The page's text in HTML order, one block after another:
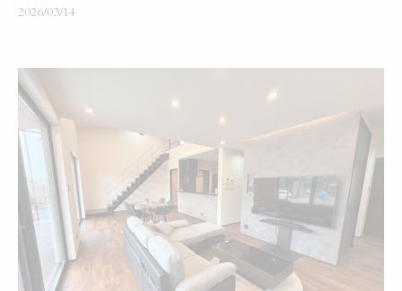
2026/03/14